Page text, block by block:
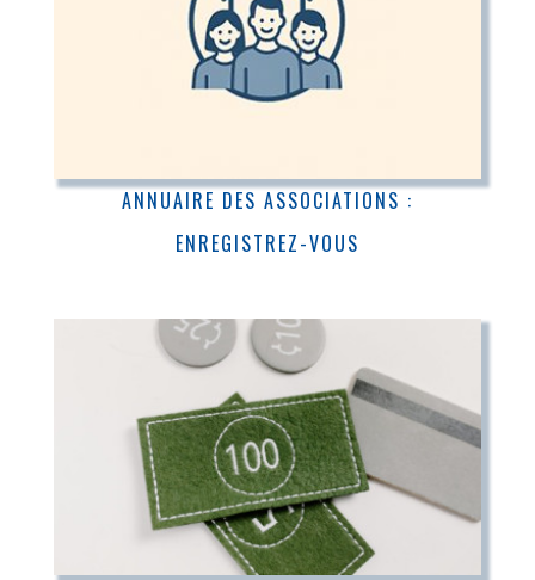
ANNUAIRE DES ASSOCIATIONS :
ENREGISTREZ-VOUS